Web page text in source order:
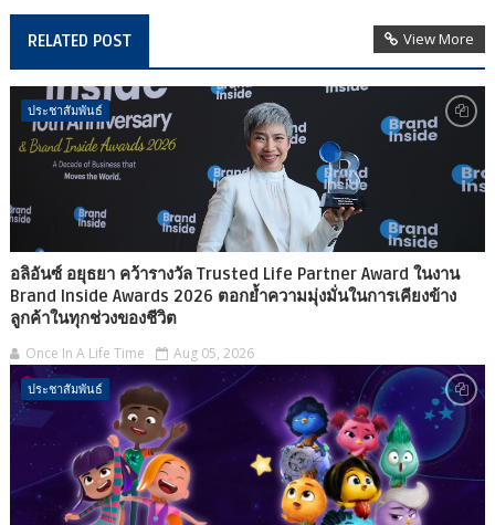
RELATED POST View More
ประชาสัมพันธ์
อลิอันซ์ อยุธยา คว้ารางวัล Trusted Life Partner Award ในงาน
Brand Inside Awards 2026 ตอกย้ำความมุ่งมั่นในการเคียงข้าง
ลูกค้าในทุกช่วงของชีวิต
Once In A Life Time Aug 05, 2026
ประชาสัมพันธ์